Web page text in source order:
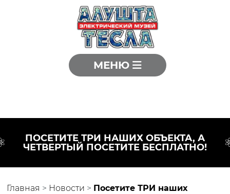
МЕНЮ
ПОСЕТИТЕ ТРИ НАШИХ ОБЪЕКТА, А
ЧЕТВЕРТЫЙ ПОСЕТИТЕ БЕСПЛАТНО!
Главная > Новости > Посетите ТРИ наших